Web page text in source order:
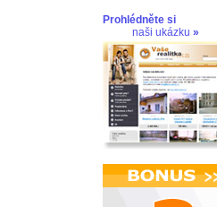
Prohlédněte si
naši ukázku »